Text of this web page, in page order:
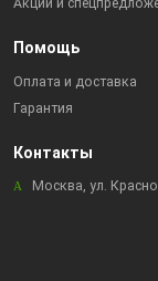
Акции и
Помощь
Оплата и доставка
Гарантия
Контакты
Москва, ул.